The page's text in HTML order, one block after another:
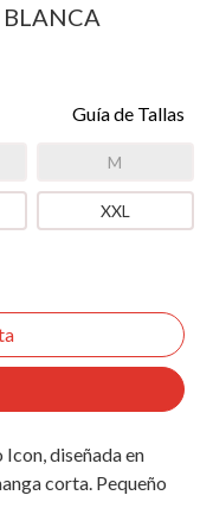
Guía de Tallas
M
XXL
diseñada en
corta. Pequeño